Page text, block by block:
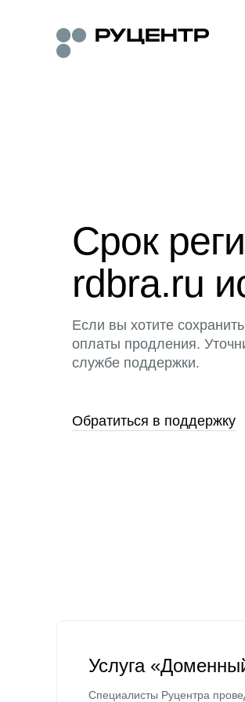
Срок
rdbra.ru
Если вы хотите
оплаты продления.
службе поддержки.
Обратиться в поддержку
Услуга
Специалисты Руцентра